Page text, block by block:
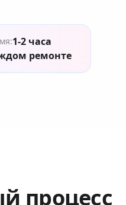
1-2 часа
ремонте
процесс